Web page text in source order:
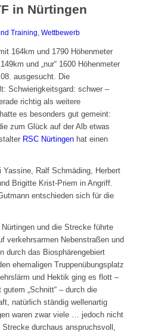
in Nürtingen
Training Wettbewerb
164km und 1790 Höhenmeter
und „nur“ 1600 Höhenmeter
ausge­sucht. Die
Schwierigkeitsgard: schwer –
richtig als weitere
es besonders gut gemeint:
zum Glück auf der Alb etwas
RSC Nürtingenhat einen
Yassine, Ralf Schmäding, Herbert
Brigitte Krist-Priem in Angriff.
entschieden sich für die
und die Strecke führte
verkehrsarmen Nebenstraßen und
durch das Biosphärengebiert
ehemaligen Truppenübungsplatz
und Hektik ging es flott –
„Schnitt“ – durch die
natürlich ständig wellenartig
waren zwar viele … jedoch nicht
durchaus anspruchsvoll,